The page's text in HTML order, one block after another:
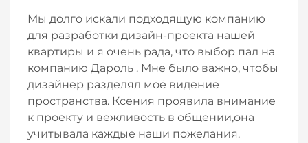
Мы долго искали подходящую компанию
для разработки дизайн-проекта нашей
квартиры и я очень рада, что выбор пал на
компанию Дароль . Мне было важно, чтобы
дизайнер разделял моё видение
пространства. Ксения проявила внимание
к проекту и вежливость в общении,она
учитывала каждые наши пожелания.